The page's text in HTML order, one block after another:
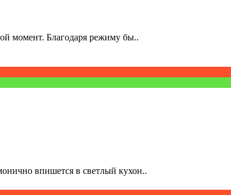
момент. Благодаря режиму бы..
впишется в светлый кухон..